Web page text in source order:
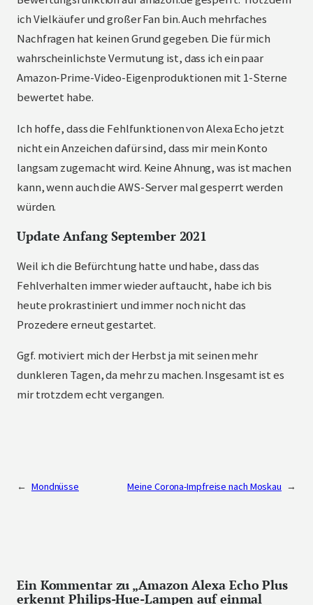
ich Vielkäufer und großer Fan bin. Auch mehrfaches
Nachfragen hat keinen Grund gegeben. Die für mich
wahrscheinlichste Vermutung ist, dass ich ein paar
Amazon-Prime-Video-Eigenproduktionen mit 1-Sterne
bewertet habe.
Ich hoffe, dass die Fehlfunktionen von Alexa Echo jetzt
nicht ein Anzeichen dafür sind, dass mir mein Konto
langsam zugemacht wird. Keine Ahnung, was ist machen
kann, wenn auch die AWS-Server mal gesperrt werden
würden.
Update Anfang September 2021
Weil ich die Befürchtung hatte und habe, dass das
Fehlverhalten immer wieder auftaucht, habe ich bis
heute prokrastiniert und immer noch nicht das
Prozedere erneut gestartet.
Ggf. motiviert mich der Herbst ja mit seinen mehr
dunkleren Tagen, da mehr zu machen. Insgesamt ist es
mir trotzdem echt vergangen.
← Mondnüsse Meine Corona-Impfreise nach Moskau →
Ein Kommentar zu „Amazon Alexa Echo Plus
erkennt Philips-Hue-Lampen auf einmal